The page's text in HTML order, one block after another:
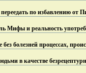
по избавлению от
Мифы и реальность
без болезней процессах,
в качестве